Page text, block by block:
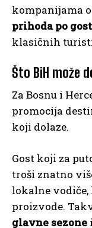
kompanijama
prihoda po
klasičnih
Što BiH može
Za Bosnu i
promocija
koji dolaze.
Gost koji za
troši znatno
lokalne
proizvode.
glavne sezone